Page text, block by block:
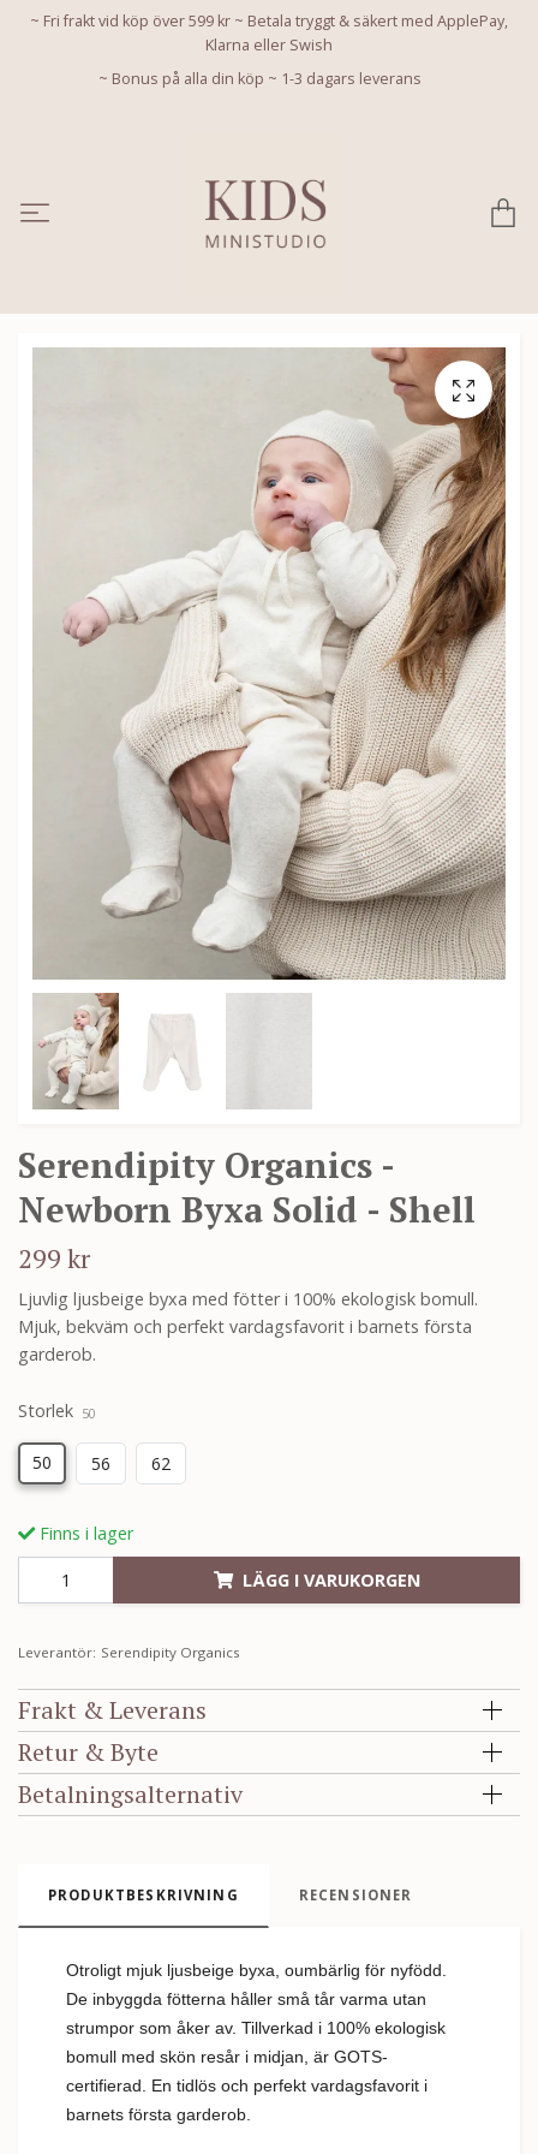
~ Fri frakt vid köp över 599 kr ~ Betala tryggt & säkert med ApplePay,
Klarna eller Swish
~ Bonus på alla din köp ~ 1-3 dagars leverans
Serendipity Organics -
Newborn Byxa Solid - Shell
299 kr
Ljuvlig ljusbeige byxa med fötter i 100% ekologisk bomull.
Mjuk, bekväm och perfekt vardagsfavorit i barnets första
garderob.
Storlek 50
50 56 62
Finns i lager
LÄGG I VARUKORGEN
Leverantör: Serendipity Organics
Frakt & Leverans
Retur & Byte
Betalningsalternativ
PRODUKTBESKRIVNING RECENSIONER
Otroligt mjuk ljusbeige byxa, oumbärlig för nyfödd.
De inbyggda fötterna håller små tår varma utan
strumpor som åker av. Tillverkad i 100% ekologisk
bomull med skön resår i midjan, är GOTS-
certifierad. En tidlös och perfekt vardagsfavorit i
barnets första garderob.